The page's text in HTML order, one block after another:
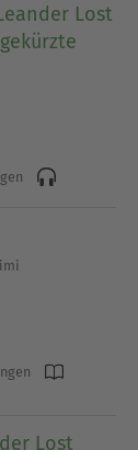
Lost
Lost